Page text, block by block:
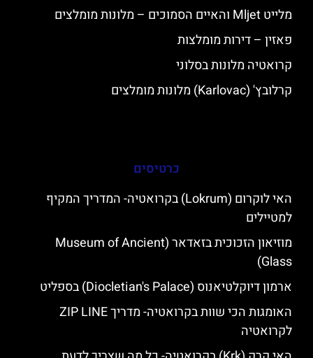
מלייט Mljet והאיים הסמוכים – מלונות מומלצים
פאזין – דירות מומלצות
קרואטיה מלונות בסלוני
קרלובץ' (Karlovac) מלונות מומלצים
כרטיסים
האי לוקרום (Lokrum) בקרואטיה- המדריך המקיף
למטיילים
מוזיאון הזכוכית בזאדאר (Museum of Ancient
Glass)
ארמון דיוקלטיאנוס (Diocletian's Palace) בספליט
האומגות הכי שוות בקרואטיה- מדריך ZIP LINE
לקרואטיה